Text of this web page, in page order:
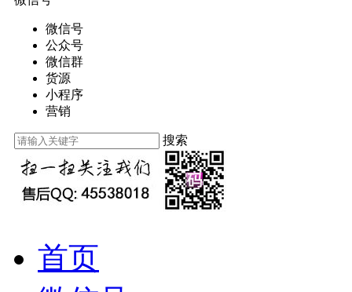
微信号
公众号
微信群
货源
小程序
营销
搜索
首页